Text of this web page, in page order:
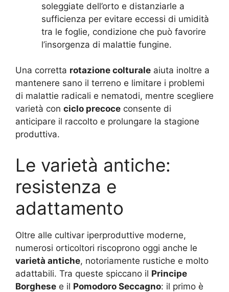
soleggiate dell’orto e distanziarle a
sufficienza per evitare eccessi di umidità
tra le foglie, condizione che può favorire
l’insorgenza di malattie fungine.
Una corretta rotazione colturale aiuta inoltre a
mantenere sano il terreno e limitare i problemi
di malattie radicali e nematodi, mentre scegliere
varietà con ciclo precoce consente di
anticipare il raccolto e prolungare la stagione
produttiva.
Le varietà antiche:
resistenza e
adattamento
Oltre alle cultivar iperproduttive moderne,
numerosi orticoltori riscoprono oggi anche le
varietà antiche, notoriamente rustiche e molto
adattabili. Tra queste spiccano il Principe
Borghese e il Pomodoro Seccagno: il primo è